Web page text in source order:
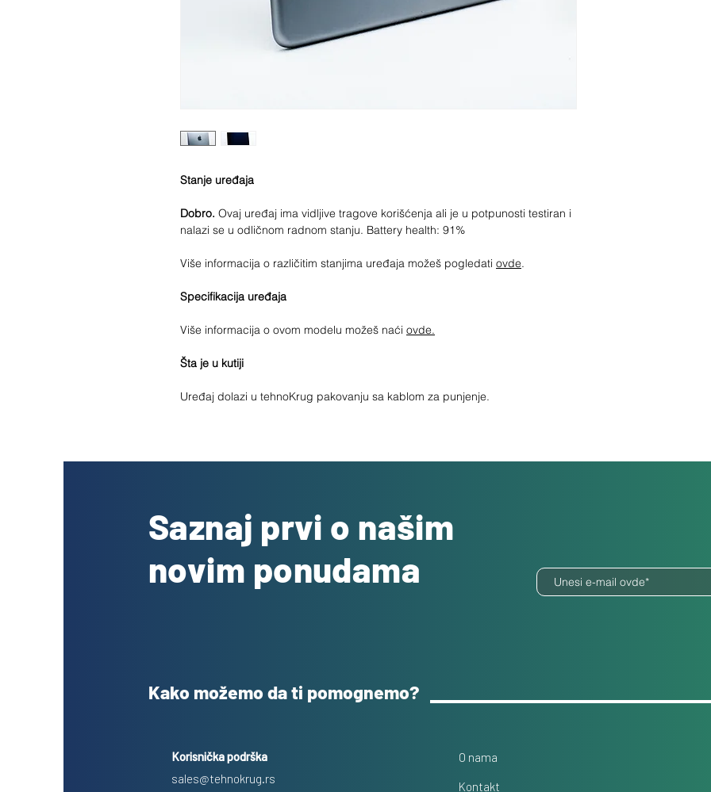
Stanje uređaja
Dobro. Ovaj uređaj ima vidljive tragove korišćenja ali je u potpunosti testiran i
nalazi se u odličnom radnom stanju. Battery health: 91%
Više informacija o različitim stanjima uređaja možeš pogledati ovde.
Specifikacija uređaja
Više informacija o ovom modelu možeš naći ovde.
Šta je u kutiji
Uređaj dolazi u tehnoKrug pakovanju sa kablom za punjenje.
Saznaj prvi o našim
novim ponudama
Kako možemo da ti pomognemo?
Korisnička podrška
sales@tehnokrug.rs
O nama
Kontakt